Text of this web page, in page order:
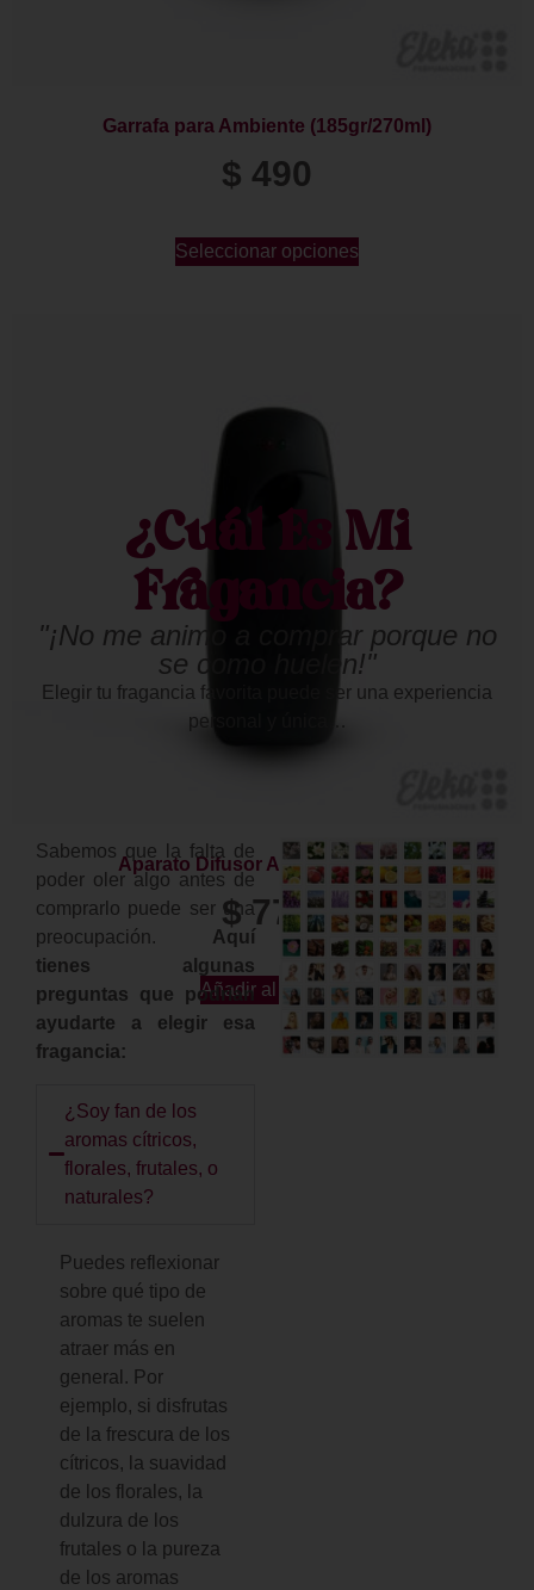
Garrafa para Ambiente (185gr/270ml)
$ 490
Seleccionar opciones
Aparato Difusor Análogo (Negro)
$775
Añadir al carrito
¿Cuál Es Mi
Fragancia?
"¡No me animo a comprar porque no
se como huelen!"
Elegir tu fragancia favorita puede ser una experiencia
personal y única…
Sabemos que la falta de
poder oler algo antes de
comprarlo puede ser una
preocupación. Aquí
tienes algunas
preguntas que podrían
ayudarte a elegir esa
fragancia:
¿Soy fan de los
aromas cítricos,
florales, frutales, o
naturales?
Puedes reflexionar
sobre qué tipo de
aromas te suelen
atraer más en
general. Por
ejemplo, si disfrutas
de la frescura de los
cítricos, la suavidad
de los florales, la
dulzura de los
frutales o la pureza
de los aromas